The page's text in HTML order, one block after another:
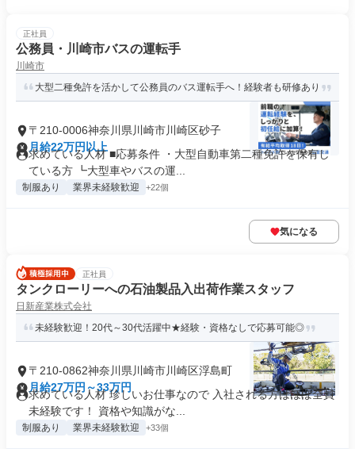
正社員
公務員・川崎市バスの運転手
川崎市
大型二種免許を活かして公務員のバス運転手へ！経験者も研修あり
〒210-0006神奈川県川崎市川崎区砂子
月給22万円以上
求めている人材 ■応募条件 ・大型自動車第二種免許を保有し
ている方 ┗大型車やバスの運...
制服あり 業界未経験歓迎 +22個
気になる
正社員
タンクローリーへの石油製品入出荷作業スタッフ
日新産業株式会社
未経験歓迎！20代～30代活躍中★経験・資格なしで応募可能◎
〒210-0862神奈川県川崎市川崎区浮島町
月給27万円～33万円
求めている人材 珍しいお仕事なので 入社される方はほぼ全員
未経験です！ 資格や知識がな...
制服あり 業界未経験歓迎 +33個